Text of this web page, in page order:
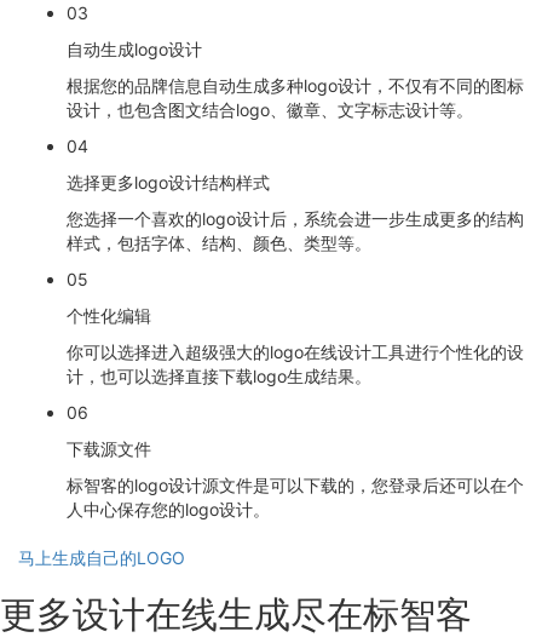
03
自动生成logo设计
根据您的品牌信息自动生成多种logo设计，不仅有不同的图标
设计，也包含图文结合logo、徽章、文字标志设计等。
04
选择更多logo设计结构样式
您选择一个喜欢的logo设计后，系统会进一步生成更多的结构
样式，包括字体、结构、颜色、类型等。
05
个性化编辑
你可以选择进入超级强大的logo在线设计工具进行个性化的设
计，也可以选择直接下载logo生成结果。
06
下载源文件
标智客的logo设计源文件是可以下载的，您登录后还可以在个
人中心保存您的logo设计。
马上生成自己的LOGO
更多设计在线生成尽在标智客